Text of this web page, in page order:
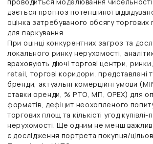
дається прогноз потенційної
оцінка затребуваного обсягу торгових
для паркування.
При оцінці конкурентних загроз та
локального ринку нерухомості,
враховують діючі торгові центри,
retail, торгові коридори, представлені
бренди, актуальні комерційні умови
ставки оренди, % РТО, МП, OPEX) для
форматів, дефіцит неохопленого
торгових площ та кількісті угод
нерухомості. Ще одним не менш
є дослідження портрета покупця/